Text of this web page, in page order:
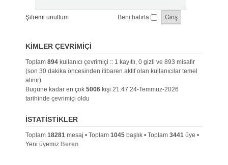
Şifremi unuttum Beni hatırla
KIMLER ÇEVRIMIÇI
Toplam 894kullanıcı çevrimiçi :: 1 kayıtlı, 0 gizli ve 893 misafir
(son 30 dakika öncesinden itibaren aktif olan kullanıcılar temel
alınır)
Bugüne kadar en çok 5006kişi 21:47 24-Temmuz-2026
tarihinde çevrimiçi oldu
İSTATISTIKLER
Toplam 18281mesaj • Toplam 1045başlık • Toplam 3441üye •
Yeni üyemiz Beren